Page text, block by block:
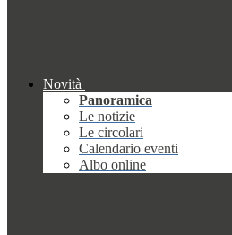
Novità
Panoramica
Le notizie
Le circolari
Calendario eventi
Albo online